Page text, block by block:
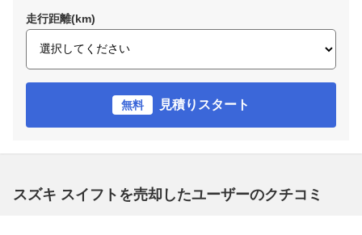
走行距離(km)
無料 見積りスタート
スズキ スイフトを売却したユーザーのクチコミ